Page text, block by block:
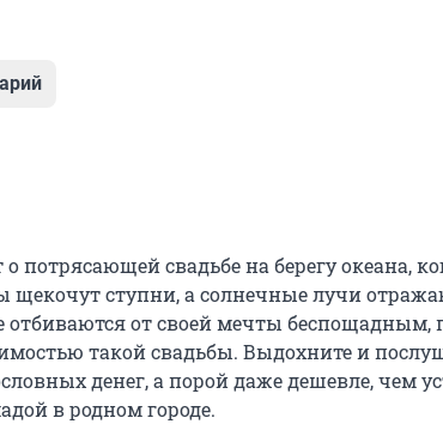
потрясающей свадьбе на берегу океана,
щекочут ступни, а солнечные лучи
отбиваются от своей мечты беспощадным,
такой свадьбы. Выдохните и
денег, а порой даже дешевле, чем
в родном городе.